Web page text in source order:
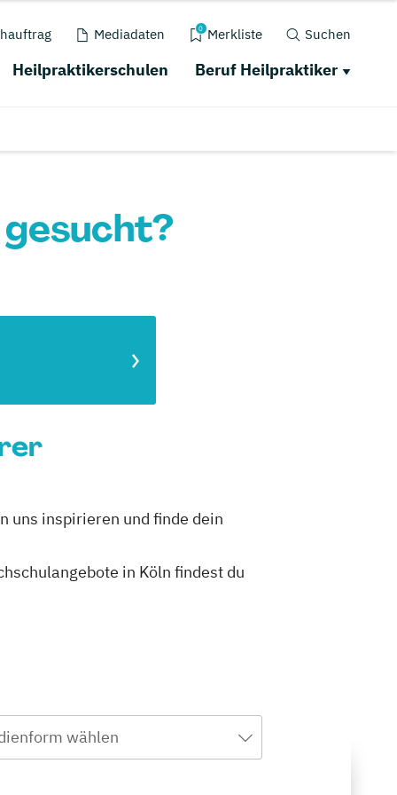
Mediadaten 0 Merkliste Suchen
Heilpraktikerschulen Beruf Heilpraktiker
uns inspirieren und finde dein
in Köln findest du
wählen